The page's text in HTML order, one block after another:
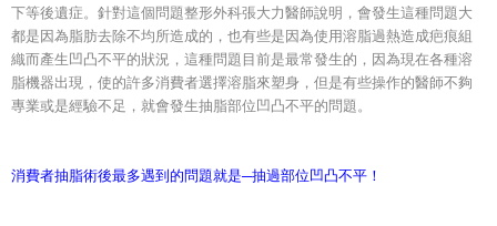
下等後遺症。針對這個問題整形外科張大力醫師說明，會發生這種問題大
都是因為脂肪去除不均所造成的，也有些是因為使用溶脂過熱造成疤痕組
織而產生凹凸不平的狀況，這種問題目前是最常發生的，因為現在各種溶
脂機器出現，使的許多消費者選擇溶脂來塑身，但是有些操作的醫師不夠
專業或是經驗不足，就會發生抽脂部位凹凸不平的問題。
消費者抽脂術後最多遇到的問題就是─抽過部位凹凸不平！